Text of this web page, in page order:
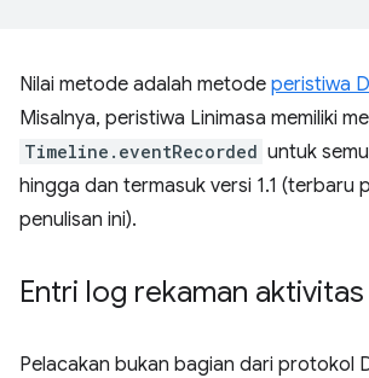
Nilai metode adalah metode peristiwa
Misalnya, peristiwa Linimasa memiliki
Timeline.eventRecorded untuk
hingga dan termasuk versi 1.1 (terbaru
penulisan ini).
Entri log rekaman aktivitas
Pelacakan bukan bagian dari protokol